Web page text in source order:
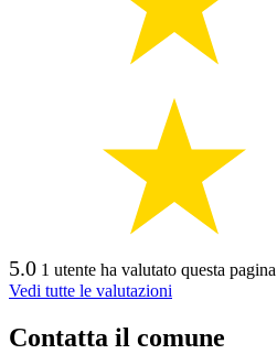
5.0 1 utente ha valutato questa pagina
Vedi tutte le valutazioni
Contatta il comune